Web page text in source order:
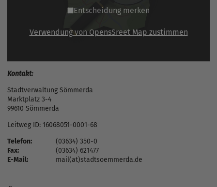
Entscheidung merken
Verwendung von OpensSreet Map zustimmen
Kontakt:
Stadtverwaltung Sömmerda
Marktplatz 3-4
99610 Sömmerda
Leitweg ID: 16068051-0001-68
Telefon:
(03634) 350-0
Fax:
(03634) 621477
E-Mail:
mail(at)stadtsoemmerda.de